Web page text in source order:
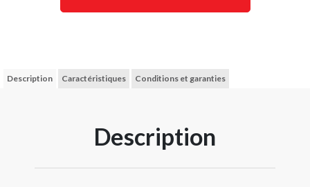
Description Caractéristiques Conditions et garanties
Description